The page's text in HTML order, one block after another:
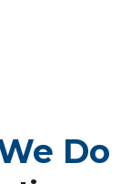
Do